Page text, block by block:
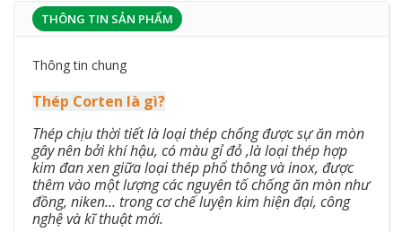
THÔNG TIN SẢN PHẨM
Thông tin chung
Thép Corten là gì?​
Thép chịu thời tiết là loại thép chống được sự ăn mòn
gây nên bởi khí hậu, có màu gỉ đỏ ,là loại thép hợp
kim đan xen giữa loại thép phổ thông và inox, được
thêm vào một lượng các nguyên tố chống ăn mòn như
đồng, niken… trong cơ chế luyện kim hiện đại, công
nghệ và kĩ thuật mới.